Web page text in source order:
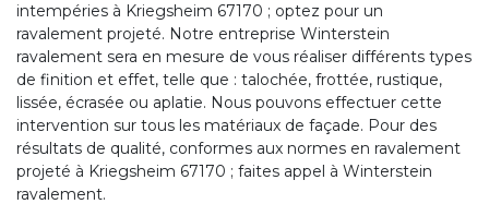
intempéries à Kriegsheim 67170 ; optez pour un
ravalement projeté. Notre entreprise Winterstein
ravalement sera en mesure de vous réaliser différents types
de finition et effet, telle que : talochée, frottée, rustique,
lissée, écrasée ou aplatie. Nous pouvons effectuer cette
intervention sur tous les matériaux de façade. Pour des
résultats de qualité, conformes aux normes en ravalement
projeté à Kriegsheim 67170 ; faites appel à Winterstein
ravalement.